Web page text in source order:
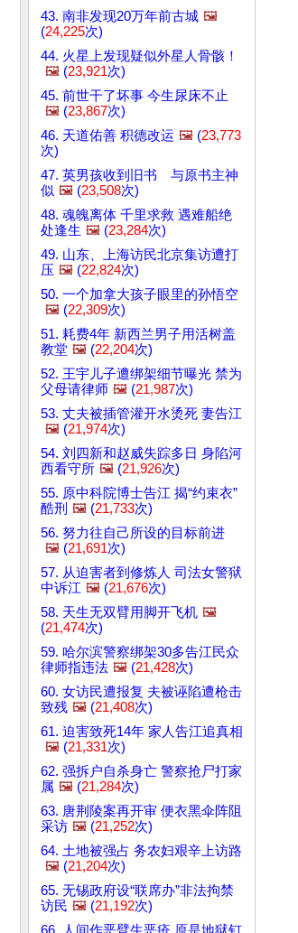
43. 南非发现20万年前古城 🖼️
(24,225次)
44. 火星上发现疑似外星人骨骸！
🖼️ (23,921次)
45. 前世干了坏事 今生尿床不止
🖼️ (23,867次)
46. 天道佑善 积德改运 🖼️ (23,773
次)
47. 英男孩收到旧书 与原书主神
似 🖼️ (23,508次)
48. 魂魄离体 千里求救 遇难船绝
处逢生 🖼️ (23,284次)
49. 山东、上海访民北京集访遭打
压 🖼️ (22,824次)
50. 一个加拿大孩子眼里的孙悟空
🖼️ (22,309次)
51. 耗费4年 新西兰男子用活树盖
教堂 🖼️ (22,204次)
52. 王宇儿子遭绑架细节曝光 禁为
父母请律师 🖼️ (21,987次)
53. 丈夫被插管灌开水烫死 妻告江
🖼️ (21,974次)
54. 刘四新和赵威失踪多日 身陷河
西看守所 🖼️ (21,926次)
55. 原中科院博士告江 揭“约束衣”
酷刑 🖼️ (21,733次)
56. 努力往自己所设的目标前进
🖼️ (21,691次)
57. 从迫害者到修炼人 司法女警狱
中诉江 🖼️ (21,676次)
58. 天生无双臂用脚开飞机 🖼️
(21,474次)
59. 哈尔滨警察绑架30多告江民众
律师指违法 🖼️ (21,428次)
60. 女访民遭报复 夫被诬陷遭枪击
致残 🖼️ (21,408次)
61. 迫害致死14年 家人告江追真相
🖼️ (21,331次)
62. 强拆户自杀身亡 警察抢尸打家
属 🖼️ (21,284次)
63. 唐荆陵案再开审 便衣黑伞阵阻
采访 🖼️ (21,252次)
64. 土地被强占 务农妇艰辛上访路
🖼️ (21,204次)
65. 无锡政府设“联席办”非法拘禁
访民 🖼️ (21,192次)
66. 人间作恶臂生恶疮 原是地狱钉